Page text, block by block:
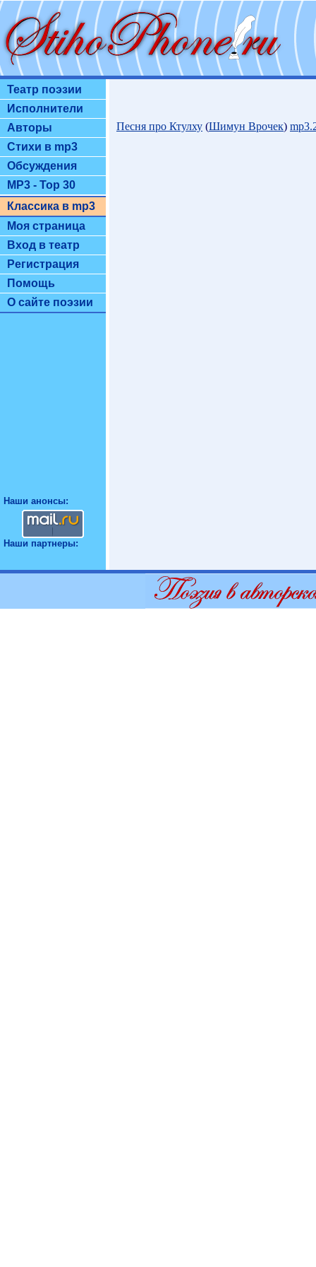
Театр поэзии
Исполнители
Авторы
Стихи в mp3
Обсуждения
MP3 - Top 30
Классика в mp3
Моя страница
Вход в театр
Регистрация
Помощь
О сайте поэзии
Наши анонсы:
Наши партнеры:
Песня про Ктулху (Шимун Врочек)